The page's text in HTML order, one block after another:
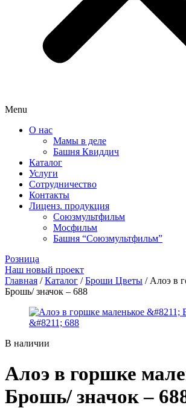
Menu
О нас
Мамы в деле
Башня Квиддич
Каталог
Услуги
Сотрудничество
Контакты
Лиценз. продукция
Союзмультфильм
Мосфильм
Башня “Союзмультфильм”
Розница
Наш новый проект
Главная /Каталог /Броши Цветы / Алоэ в
Брошь/ значок – 688
В наличии
Алоэ в горшке
Брошь/ значок –